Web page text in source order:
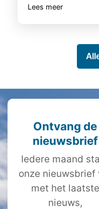
Lees meer
Ontvang de
nieuwsbrief
Iedere maand
onze nieuwsbrief
met het laatste
nieuws,